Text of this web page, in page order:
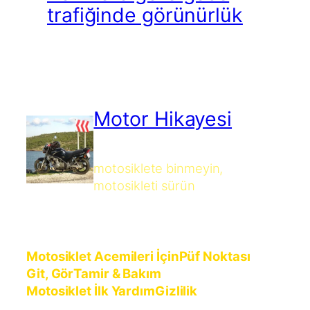
trafiğinde görünürlük
Motor Hikayesi
motosiklete binmeyin,
motosikleti sürün
Motosiklet Acemileri İçinPüf Noktası
Git, GörTamir & Bakım
Motosiklet İlk YardımGizlilik